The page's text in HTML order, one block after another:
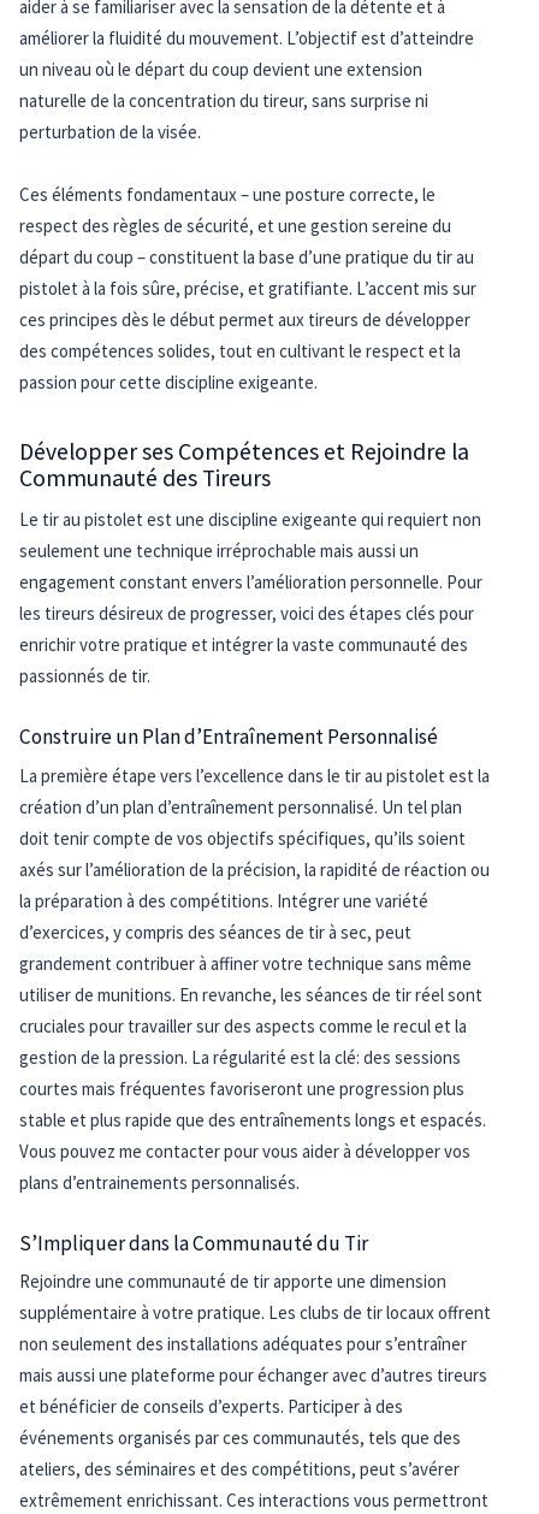
aider à se familiariser avec la sensation de la détente et à
améliorer la fluidité du mouvement. L’objectif est d’atteindre
un niveau où le départ du coup devient une extension
naturelle de la concentration du tireur, sans surprise ni
perturbation de la visée.
Ces éléments fondamentaux – une posture correcte, le
respect des règles de sécurité, et une gestion sereine du
départ du coup – constituent la base d’une pratique du tir au
pistolet à la fois sûre, précise, et gratifiante. L’accent mis sur
ces principes dès le début permet aux tireurs de développer
des compétences solides, tout en cultivant le respect et la
passion pour cette discipline exigeante.
Développer ses Compétences et Rejoindre la
Communauté des Tireurs
Le tir au pistolet est une discipline exigeante qui requiert non
seulement une technique irréprochable mais aussi un
engagement constant envers l’amélioration personnelle. Pour
les tireurs désireux de progresser, voici des étapes clés pour
enrichir votre pratique et intégrer la vaste communauté des
passionnés de tir.
Construire un Plan d’Entraînement Personnalisé
La première étape vers l’excellence dans le tir au pistolet est la
création d’un plan d’entraînement personnalisé. Un tel plan
doit tenir compte de vos objectifs spécifiques, qu’ils soient
axés sur l’amélioration de la précision, la rapidité de réaction ou
la préparation à des compétitions. Intégrer une variété
d’exercices, y compris des séances de tir à sec, peut
grandement contribuer à affiner votre technique sans même
utiliser de munitions. En revanche, les séances de tir réel sont
cruciales pour travailler sur des aspects comme le recul et la
gestion de la pression. La régularité est la clé: des sessions
courtes mais fréquentes favoriseront une progression plus
stable et plus rapide que des entraînements longs et espacés.
Vous pouvez me contacter pour vous aider à développer vos
plans d’entrainements personnalisés.
S’Impliquer dans la Communauté du Tir
Rejoindre une communauté de tir apporte une dimension
supplémentaire à votre pratique. Les clubs de tir locaux offrent
non seulement des installations adéquates pour s’entraîner
mais aussi une plateforme pour échanger avec d’autres tireurs
et bénéficier de conseils d’experts. Participer à des
événements organisés par ces communautés, tels que des
ateliers, des séminaires et des compétitions, peut s’avérer
extrêmement enrichissant. Ces interactions vous permettront